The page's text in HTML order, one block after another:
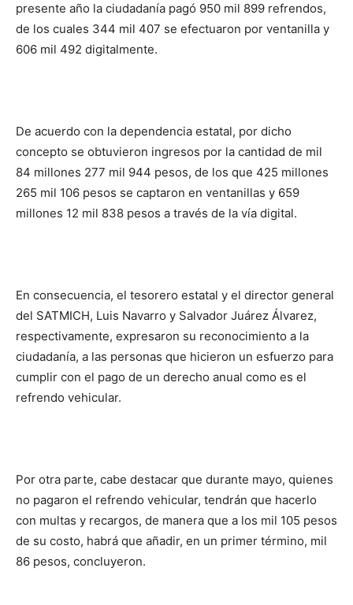
presente año la ciudadanía pagó 950 mil 899 refrendos,
de los cuales 344 mil 407 se efectuaron por ventanilla y
606 mil 492 digitalmente.
De acuerdo con la dependencia estatal, por dicho
concepto se obtuvieron ingresos por la cantidad de mil
84 millones 277 mil 944 pesos, de los que 425 millones
265 mil 106 pesos se captaron en ventanillas y 659
millones 12 mil 838 pesos a través de la vía digital.
En consecuencia, el tesorero estatal y el director general
del SATMICH, Luis Navarro y Salvador Juárez Álvarez,
respectivamente, expresaron su reconocimiento a la
ciudadanía, a las personas que hicieron un esfuerzo para
cumplir con el pago de un derecho anual como es el
refrendo vehicular.
Por otra parte, cabe destacar que durante mayo, quienes
no pagaron el refrendo vehicular, tendrán que hacerlo
con multas y recargos, de manera que a los mil 105 pesos
de su costo, habrá que añadir, en un primer término, mil
86 pesos, concluyeron.